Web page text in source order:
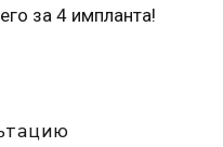
за 4 импланта!